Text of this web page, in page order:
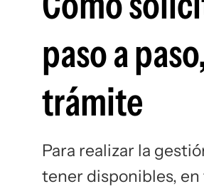
paso a
trámite
Para realizar la
tener disponibles,